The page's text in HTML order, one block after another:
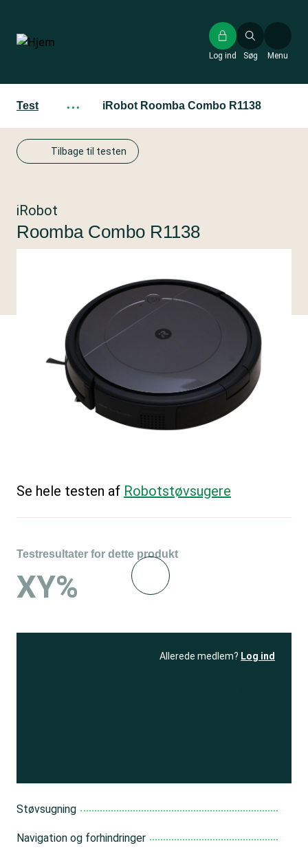
hovedindhold
Søg
Log ind Menu
Test ··· iRobot Roomba Combo R1138
Tilbage til testen
iRobot
Roomba Combo R1138
Se hele testen af Robotstøvsugere
Testresultater for dette produkt
XY%
Allerede medlem? Log ind
Støvsugning
Navigation og forhindringer